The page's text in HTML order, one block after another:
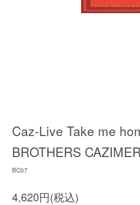
Caz-Live Take me
BROTHERS
BC07
4,620円(税込)